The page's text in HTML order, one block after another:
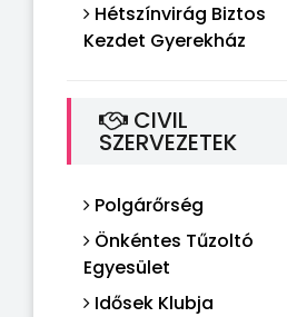
Hétszínvirág Biztos
Kezdet Gyerekház
CIVIL
SZERVEZETEK
Polgárőrség
Önkéntes Tűzoltó
Egyesület
Idősek Klubja